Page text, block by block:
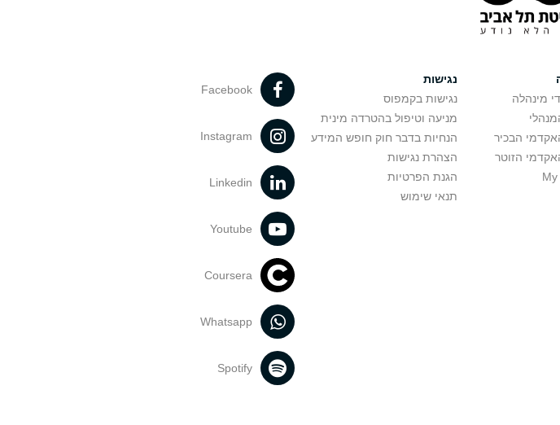
מינהלה
הבכיר
הזוטר
נגישות
נגישות בקמפוס
מניעה וטיפול בהטרדה מינית
הנחיות בדבר חוק חופש המידע
הצהרת נגישות
הגנת הפרטיות
תנאי שימוש
Facebook
Instagram
Linkedin
Youtube
Coursera
Whatsapp
Spotify